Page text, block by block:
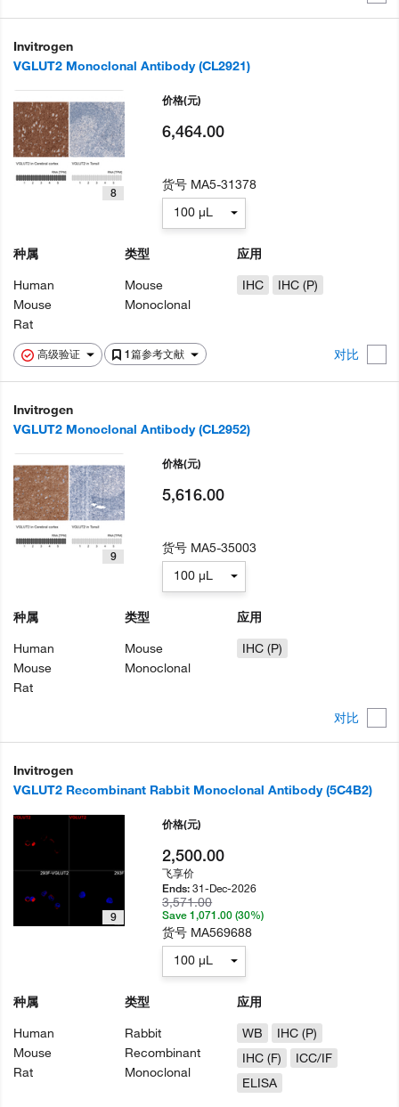
Invitrogen
VGLUT2 Monoclonal Antibody (CL2921)
高级验证 1篇参考文献 对比
8
种属
Human
Mouse
Rat
类型
Mouse
Monoclonal
应用
IHC
IHC (P)
价格(元)
6,464.00
货号 MA5-31378
100 µL
Invitrogen
VGLUT2 Monoclonal Antibody (CL2952)
对比
9
种属
Human
Mouse
Rat
类型
Mouse
Monoclonal
应用
IHC (P)
价格(元)
5,616.00
货号 MA5-35003
100 µL
Invitrogen
VGLUT2 Recombinant Rabbit Monoclonal Antibody (5C4B2)
9
种属
Human
Mouse
Rat
类型
Rabbit
Recombinant
Monoclonal
应用
WB
IHC (P)
IHC (F)
ICC/IF
ELISA
价格(元)
2,500.00
飞享价
Ends:31-Dec-2026
3,571.00
Save 1,071.00 (30%)
货号 MA569688
100 µL